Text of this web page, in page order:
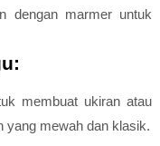
dengan marmer untuk
membuat ukiran atau
yang mewah dan klasik.